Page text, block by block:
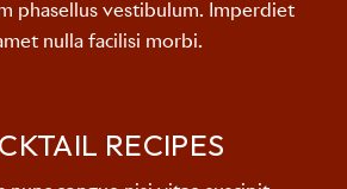
phasellus vestibulum. Imperdiet
nulla facilisi morbi.
RECIPES